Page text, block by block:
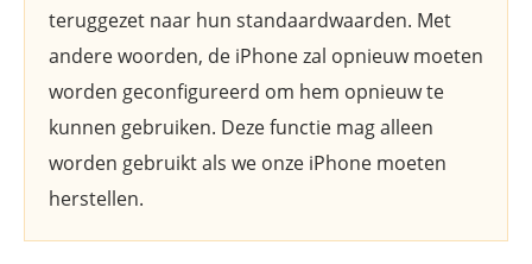
teruggezet naar hun standaardwaarden. Met
andere woorden, de iPhone zal opnieuw moeten
worden geconfigureerd om hem opnieuw te
kunnen gebruiken. Deze functie mag alleen
worden gebruikt als we onze iPhone moeten
herstellen.